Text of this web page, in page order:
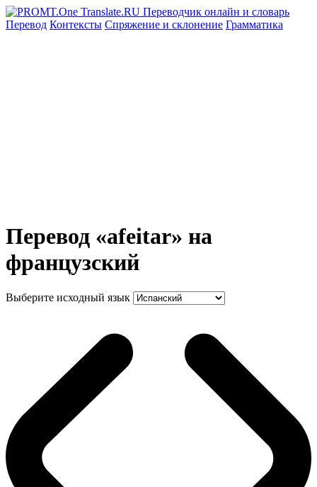
Перевод Контексты Спряжение и склонение Грамматика
Перевод «afeitar» на
французский
Выберите исходный язык